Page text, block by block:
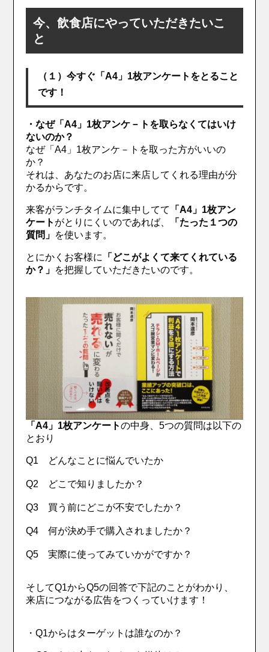
今、飲食店にやっていただきたいこ
と
（１）今すぐ「A4」1枚アンケートをとること
です！
・なぜ「A4」1枚アンケ－トを取らなくてはいけ
ないのか？
なぜ「A4」1枚アンケ－トを取った方がいいの
か？
それは、あなたのお店に来店してくれる理由が分
かるからです。
来客がランチタイムに集中してて
「A4」1枚アン
ケート がとりにくいのであれば、
「たった１つの
質問」 を使います。
とにかくお客様に
「どこがよくて来てくれている
か？」 を把握していただきたいのです。
「A4」1枚アンケートの中身、5つの質問は以下の
とおり
Q1 どんなことに悩んでいたか
Q2 どこで知りましたか？
Q3 買う前にどこが不安でしたか？
Q4 何が決め手で購入されましたか？
Q5 実際に使ってみていかがですか？
そしてQ1からQ5の回答で下記のことがわかり、
来店につながる広告をつくっていけます！
・Q1からはターゲットは誰なのか？